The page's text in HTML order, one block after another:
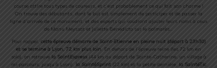
course attire tous types de coureurs, et c’est probablement ce qui fait son charme !
On trouve des débutants, dont le but est simplement de participer et de passer la
ligne d’arrivée de ce monument, et des experts qui voudront ajouter leurs noms à ceux
de Manu Meyssat et Juliette Benedicto sur le palmarès…
Pour rappel, cette épreuve démarre de Saint-Etienne en pleine nuit (départ à 23h30)
et se termine à Lyon, 72 km plus loin. En dehors de l’épreuve reine (les 72 km en
solo), on retrouve la SaintExpress(44 km au départ de Sainte-Catherine, un village à
mi-parcours, jusqu’à Lyon), la SaintéSprint(22 km) et la petite dernière, la SaintéTic